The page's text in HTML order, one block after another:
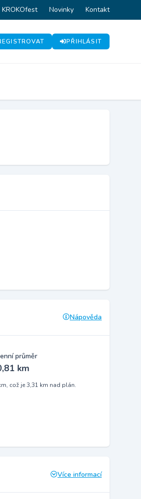
KROKOfest Novinky Kontakt
PŘIHLÁSIT
Nápověda
průměr
km
což je 3,31 km nad plán.
Více informací